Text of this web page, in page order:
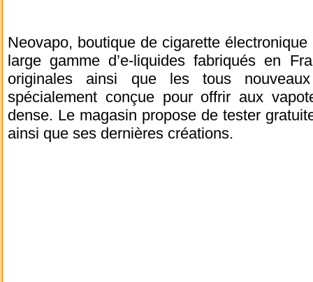
Neovapo, boutique de cigarette
large gamme d’e-liquides fabriqués en
originales ainsi que les tous
spécialement conçue pour offrir aux
dense. Le magasin propose de tester
ainsi que ses dernières créations.